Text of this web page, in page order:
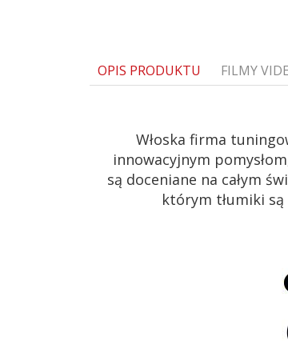
OPIS PRODUKTU FILMY
Włoska firma
innowacyjnym
są doceniane na całym
którym tłumiki są